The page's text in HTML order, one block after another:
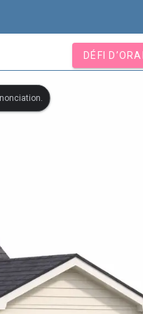
DÉFI D’ORAL